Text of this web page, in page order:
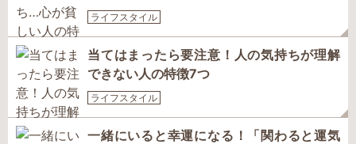
ライフスタイル
当てはまったら要注意！人の気持ちが理解
できない人の特徴7つ
ライフスタイル
一緒にいると幸運になる！「関わると運気